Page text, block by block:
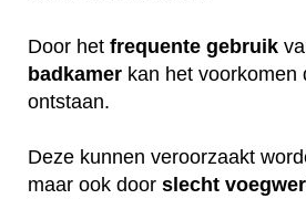
Door het frequente gebruik
badkamer kan het voorkomen
ontstaan.
Deze kunnen veroorzaakt
maar ook door slecht